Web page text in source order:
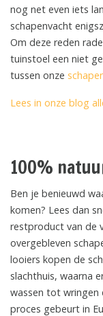
nog net even iets
schapenvacht
Om deze reden
tuinstoel een niet
tussen onze
Lees in onze blog
100%
Ben je benieuwd
komen? Lees dan
restproduct van de
overgebleven
looiers kopen de
slachthuis, waarna
wassen tot wringen
proces gebeurt in